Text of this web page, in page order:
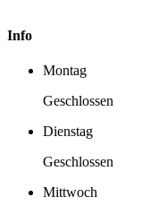
Info
Montag
Geschlossen
Dienstag
Geschlossen
Mittwoch